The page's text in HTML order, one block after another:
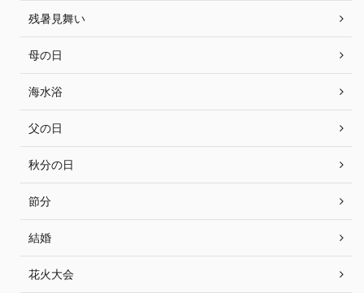
残暑見舞い
母の日
海水浴
父の日
秋分の日
節分
結婚
花火大会